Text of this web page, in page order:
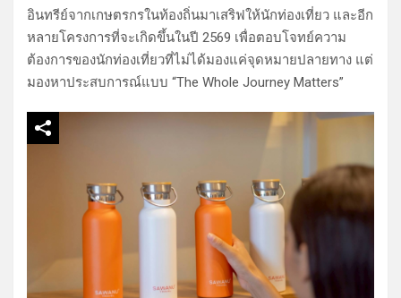
อินทรีย์จากเกษตรกรในท้องถิ่นมาเสริฟให้นักท่องเที่ยว และอีก
หลายโครงการที่จะเกิดขึ้นในปี 2569 เพื่อตอบโจทย์ความ
ต้องการของนักท่องเที่ยวที่ไม่ได้มองแค่จุดหมายปลายทาง แต่
มองหาประสบการณ์แบบ “The Whole Journey Matters”